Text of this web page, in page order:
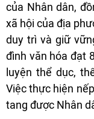
của Nhân dân,
xã hội của địa
duy trì và giữ
đình văn hóa đạt
luyện thể dục,
Việc thực hiện
tang được Nhân